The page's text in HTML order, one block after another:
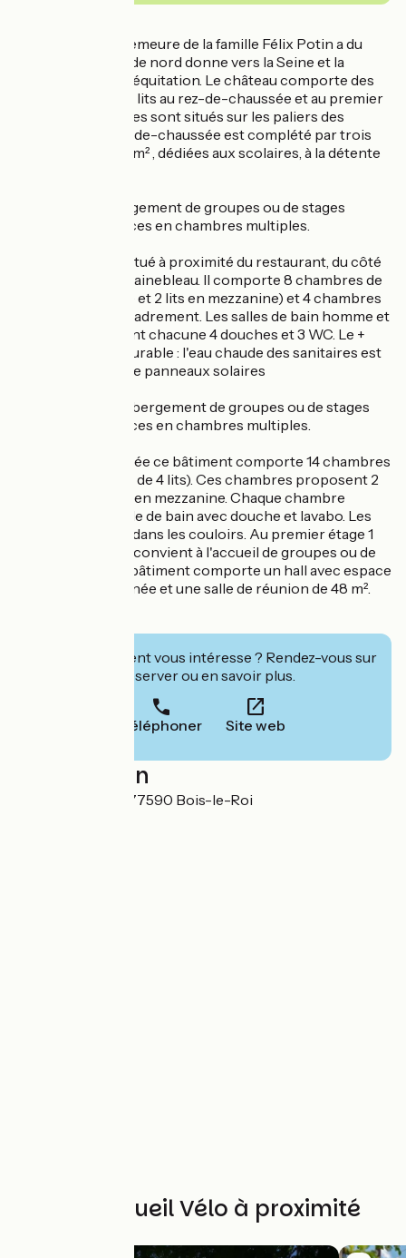
Cette ancienne demeure de la famille Félix Potin a du
caractère. Sa façade nord donne vers la Seine et la
grande carrière d'équitation. Le château comporte des
chambres de 3 à 9 lits au rez-de-chaussée et au premier
étage. Les sanitaires sont situés sur les paliers des
chambres. Le rez-de-chaussée est complété par trois
salles de 40 à 100 m² , dédiées aux scolaires, à la détente
"La forêt" - hébergement de groupes ou de stages
sportifs de 56 places en chambres multiples.
Ce bâtiment est situé à proximité du restaurant, du côté
de la forêt de Fontainebleau. Il comporte 8 chambres de
6 lits (2 lits à étage et 2 lits en mezzanine) et 4 chambres
de 2 lits pour l'encadrement. Les salles de bain homme et
femme comportent chacune 4 douches et 3 WC. Le +
développement durable : l'eau chaude des sanitaires est
obtenue à partir de panneaux solaires
"Les abeilles" - hébergement de groupes ou de stages
sportifs de 66 places en chambres multiples.
Au rez-de-chaussée ce bâtiment comporte 14 chambres
(1 de trois lits et 13 de 4 lits). Ces chambres proposent 2
ou 3 lits bas et 1 lit en mezzanine. Chaque chambre
comporte une salle de bain avec douche et lavabo. Les
WC sont répartis dans les couloirs. Au premier étage 1
chambre de 11 lits convient à l'accueil de groupes ou de
randonneurs. Ce bâtiment comporte un hall avec espace
muni d'une cheminée et une salle de réunion de 48 m².
Cet établissement vous intéresse ? Rendez-vous sur
leur site pour réserver ou en savoir plus.
Téléphoner Site web
Localisation
Rue de Tournezy 77590 Bois-le-Roi
Autres Accueil Vélo à proximité